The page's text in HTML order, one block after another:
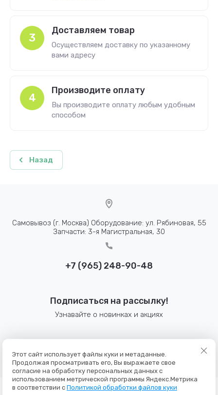
3
Доставляем товар
Осуществляем доставку по указанному
вами адресу
4
Производите оплату
Вы производите оплату любым удобным
способом
Назад
Политика конфиденциальности
Самовывоз (г. Москва) Оборудование: ул. Рябиновая, 55
Запчасти: 3-я Магистральная, 30
+7 (965) 248-90-48
Подписаться на рассылку!
Узнавайте о новинках и акциях
Этот сайт использует файлы куки и метаданные.
Продолжая просматривать его, Вы выражаете свое
согласие на обработку персональных данных с
использованием метрической программы Яндекс.Метрика
в соответствии с Политикой обработки файлов куки